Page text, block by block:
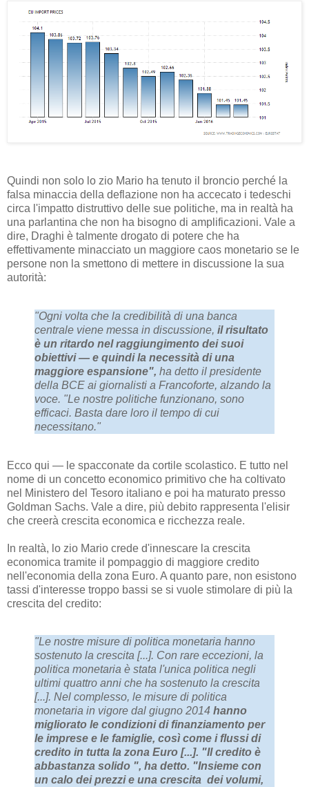
Quindi non solo lo zio Mario ha tenuto il broncio perché la
falsa minaccia della deflazione non ha accecato i tedeschi
circa l'impatto distruttivo delle sue politiche, ma in realtà ha
una parlantina che non ha bisogno di amplificazioni. Vale a
dire, Draghi è talmente drogato di potere che ha
effettivamente minacciato un maggiore caos monetario se le
persone non la smettono di mettere in discussione la sua
autorità:
"Ogni volta che la credibilità di una banca
centrale viene messa in discussione, il risultato
è un ritardo nel raggiungimento dei suoi
obiettivi — e quindi la necessità di una
maggiore espansione", ha detto il presidente
della BCE ai giornalisti a Francoforte, alzando la
voce. "Le nostre politiche funzionano, sono
efficaci. Basta dare loro il tempo di cui
necessitano."
Ecco qui — le spacconate da cortile scolastico. E tutto nel
nome di un concetto economico primitivo che ha coltivato
nel Ministero del Tesoro italiano e poi ha maturato presso
Goldman Sachs. Vale a dire, più debito rappresenta l'elisir
che creerà crescita economica e ricchezza reale.
In realtà, lo zio Mario crede d'innescare la crescita
economica tramite il pompaggio di maggiore credito
nell'economia della zona Euro. A quanto pare, non esistono
tassi d'interesse troppo bassi se si vuole stimolare di più la
crescita del credito:
"Le nostre misure di politica monetaria hanno
sostenuto la crescita [...]. Con rare eccezioni, la
politica monetaria è stata l'unica politica negli
ultimi quattro anni che ha sostenuto la crescita
[...]. Nel complesso, le misure di politica
monetaria in vigore dal giugno 2014 hanno
migliorato le condizioni di finanziamento per
le imprese e le famiglie, così come i flussi di
credito in tutta la zona Euro [...]. "Il credito è
abbastanza solido ", ha detto. "Insieme con
un calo dei prezzi e una crescita dei volumi,